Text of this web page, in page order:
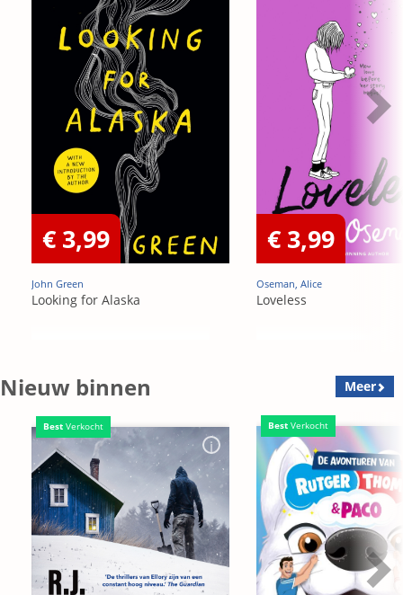
€ 3,99
John Green
Looking for Alaska
€ 3,99
Oseman, Alice
Loveless
Nieuw binnen Meer
Best Verkocht Best Verkocht